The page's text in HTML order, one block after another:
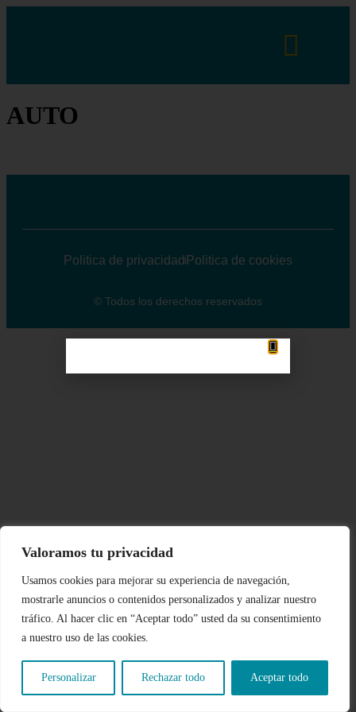
Valoramos tu privacidad
Usamos cookies para mejorar su experiencia de navegación,
mostrarle anuncios o contenidos personalizados y analizar nuestro
tráfico. Al hacer clic en “Aceptar todo” usted da su consentimiento
a nuestro uso de las cookies.
Personalizar Rechazar todo Aceptar todo
AUTO
Politica de privacidad Politica de cookies
© Todos los derechos reservados